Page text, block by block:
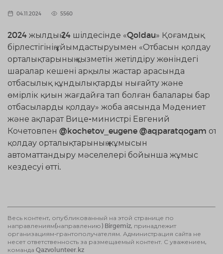
04.11.2024 5560
2024 жылдың 24 шілдесінде «Qoldau» Қоғамдық
бірлестігінің ұйымдастыруымен «Отбасын қолдау
орталықтарының қызметін жетілдіру жөніндегі
шаралар кешені арқылы жастар арасында
отбасылық құндылықтарды нығайту және
өмірлік қиын жағдайға тап болған балалары бар
отбасыларды қолдау» жоба аясында Мәдениет
және ақпарат Вице-министрі Евгений
Кочетовпен @kochetov_eugene @aqparatqogam
қолдау орталықтарының жұмысын
автоматтандыру мәселелері бойынша жұмыс
кездесуі өтті.
Весь контент, опубликованный на этой странице по
направлениям(направлению) Birgemiz, принадлежит
организациям-грантополучателям. Администрация сайта не
несет ответственность за размещаемый контент. С уважением,
команда Qazvolunteer.kz